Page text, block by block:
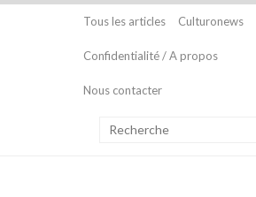
Tous les articles Culturonews
Confidentialité / A propos
Nous contacter